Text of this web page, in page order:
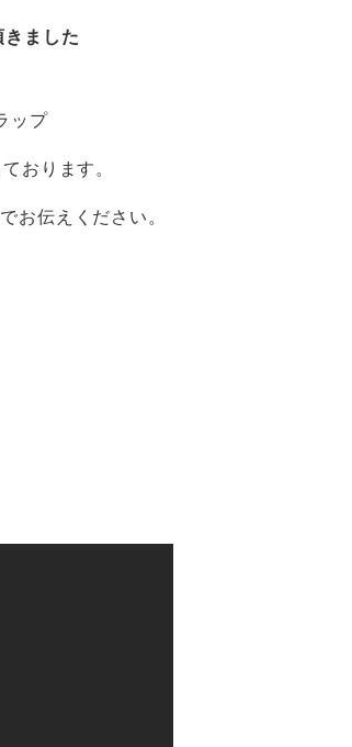
きました
ップ
おります。
お伝えください。